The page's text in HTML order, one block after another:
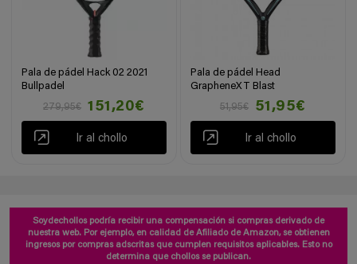
Pala de pádel Hack 02 2021
Bullpadel
279,95€
151,20€
Ir al chollo
Pala de pádel Head
GrapheneXT Blast
51,95€
51,95€
Ir al chollo
Soydechollos podría recibir una compensación si compras derivado de
nuestra web. Por ejemplo, en calidad de Afiliado de Amazon, se obtienen
ingresos por compras adscritas que cumplen requisitos aplicables. Esto no
determina que chollos se publican.